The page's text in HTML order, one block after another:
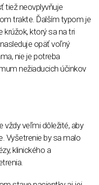
tiež neovplyvňuje
trakte. Ďalším typom je
krúžok, ktorý sa na tri
opäť voľný
nie je potreba
nežiaducich účinkov
vždy veľmi dôležité, aby
Vyšetrenie by sa malo
klinického a